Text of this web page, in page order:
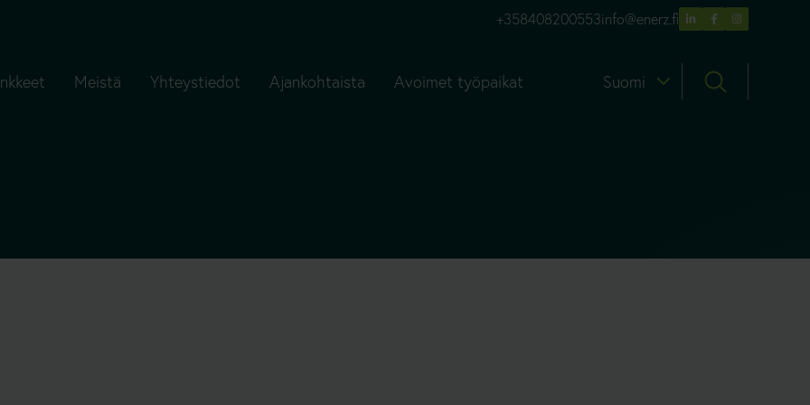
+358408200553info@enerz.fi
Meistä Yhteystiedot Ajankohtaista Avoimet työpaikat Suomi